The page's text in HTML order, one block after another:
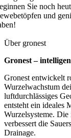
Sie noch
und
Über gronest
Gronest –
Gronest entwickelt
Wurzelwachstum
luftdurchlässiges
entsteht ein ideales
Wurzelsysteme.
verbessert die
Drainage.